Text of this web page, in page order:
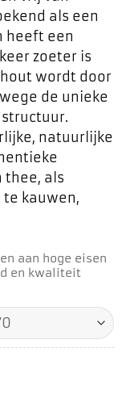
als een
heeft een
zoeter is
wordt door
de unieke
natuurlijke
thee, als
te kauwen,
aan hoge eisen
en kwaliteit